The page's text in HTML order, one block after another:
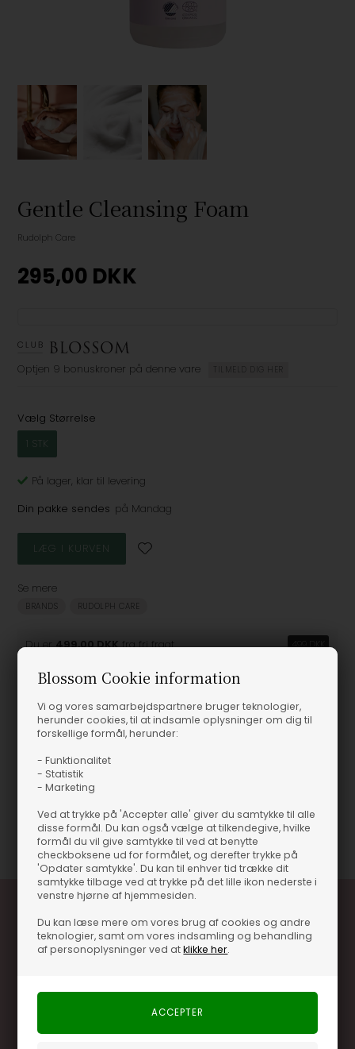
Blossom Cookie information
Vi og vores samarbejdspartnere bruger teknologier,
herunder cookies, til at indsamle oplysninger om dig til
forskellige formål, herunder:
- Funktionalitet
- Statistik
- Marketing
Ved at trykke på 'Accepter alle' giver du samtykke til alle
disse formål. Du kan også vælge at tilkendegive, hvilke
formål du vil give samtykke til ved at benytte
checkboksene ud for formålet, og derefter trykke på
'Opdater samtykke'. Du kan til enhver tid trække dit
samtykke tilbage ved at trykke på det lille ikon nederste i
venstre hjørne af hjemmesiden.
Du kan læse mere om vores brug af cookies og andre
teknologier, samt om vores indsamling og behandling
af personoplysninger ved atklikke her.
Gentle Cleansing Foam
Rudolph Care
295,00 DKK
Optjen 9 bonuskroner på denne vare TILMELD DIG HER
Vælg Størrelse
1 STK
På lager, klar til levering
Din pakke sendes på Mandag
Se mere
BRANDS RUDOLPH CARE
Du er499,00 DKKfra fri fragt
Produktinformation
Gentle Cleansing Foam - Rudolph Care
Gentle Cleansing Foam - Rudolph Care
Varenummer 171608
Optjen 3% i bonuskroner når du handler
Særlige, eksklusive tilbud kun til klubkunder